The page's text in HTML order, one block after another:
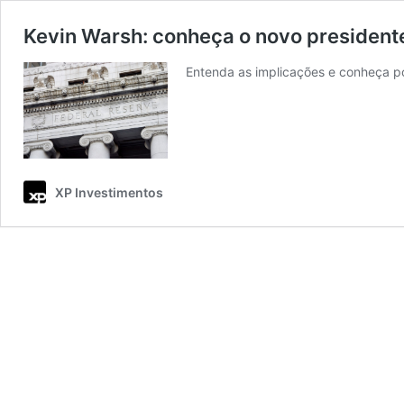
Kevin Warsh: conheça o novo
Entenda as implicações e conheça
XP Investimentos